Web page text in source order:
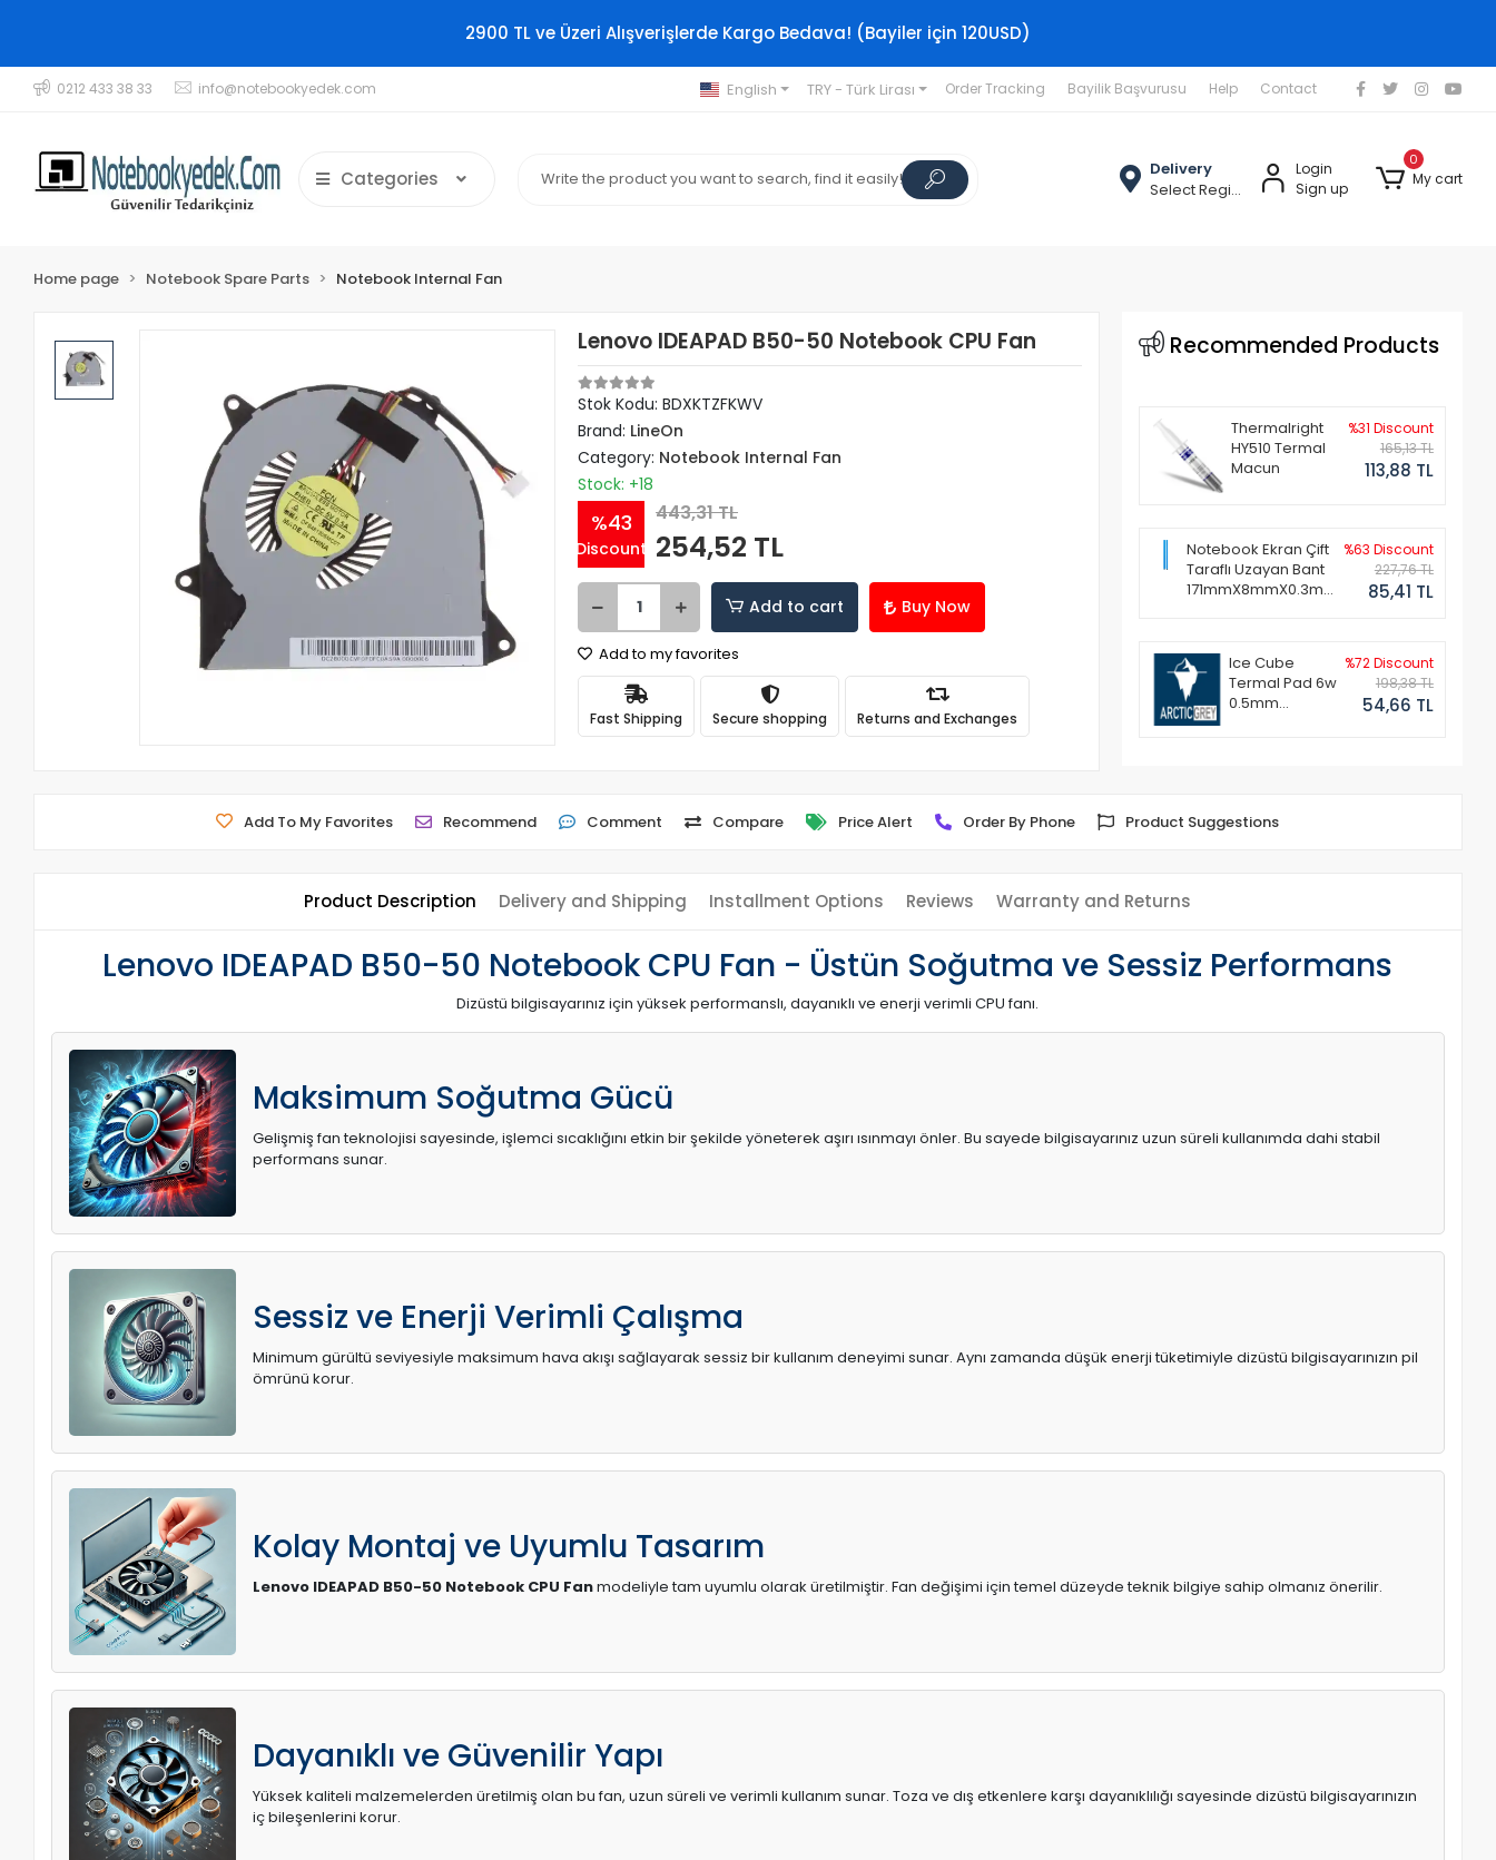
2900 TL ve Üzeri Alışverişlerde Kargo Bedava! (Bayiler için 120USD)
0212 433 38 33 info@notebookyedek.com English TRY - Türk Lirası Order Tracking Bayilik Başvurusu Help Contact
Categories
Delivery
Select Region
Login
Sign up
0
My cart
Home page Notebook Spare Parts Notebook Internal Fan
Lenovo IDEAPAD B50-50 Notebook CPU Fan
Stok Kodu: BDXKTZFKWV
Brand: LineOn
Category: Notebook Internal Fan
Stock: +18
%43
Discount
443,31 TL
254,52 TL
Add to cart Buy Now
Add to my favorites
Fast Shipping Secure shopping Returns and Exchanges
Recommended Products
Thermalright
HY510 Termal
Macun
%31 Discount
165,13 TL
113,88 TL
Notebook Ekran Çift
Taraflı Uzayan Bant
171mmX8mmX0.3mm
%63 Discount
227,76 TL
85,41 TL
Ice Cube
Termal Pad 6w
0.5mm
%72 Discount
198,38 TL
54,66 TL
Add To My Favorites Recommend Comment Compare Price Alert Order By Phone Product Suggestions
Product Description Delivery and Shipping Installment Options Reviews Warranty and Returns
Lenovo IDEAPAD B50-50 Notebook CPU Fan - Üstün Soğutma ve Sessiz Performans
Dizüstü bilgisayarınız için yüksek performanslı, dayanıklı ve enerji verimli CPU fanı.
Maksimum Soğutma Gücü
Gelişmiş fan teknolojisi sayesinde, işlemci sıcaklığını etkin bir şekilde yöneterek aşırı ısınmayı önler. Bu sayede bilgisayarınız uzun süreli kullanımda dahi stabil
performans sunar.
Sessiz ve Enerji Verimli Çalışma
Minimum gürültü seviyesiyle maksimum hava akışı sağlayarak sessiz bir kullanım deneyimi sunar. Aynı zamanda düşük enerji tüketimiyle dizüstü bilgisayarınızın pil
ömrünü korur.
Kolay Montaj ve Uyumlu Tasarım
Lenovo IDEAPAD B50-50 Notebook CPU Fanmodeliyle tam uyumlu olarak üretilmiştir. Fan değişimi için temel düzeyde teknik bilgiye sahip olmanız önerilir.
Dayanıklı ve Güvenilir Yapı
Yüksek kaliteli malzemelerden üretilmiş olan bu fan, uzun süreli ve verimli kullanım sunar. Toza ve dış etkenlere karşı dayanıklılığı sayesinde dizüstü bilgisayarınızın
iç bileşenlerini korur.